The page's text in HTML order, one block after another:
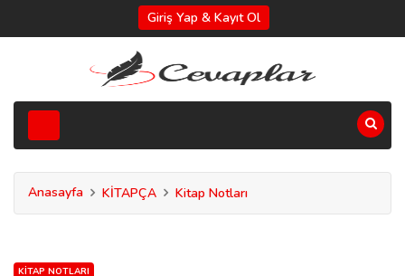
Giriş Yap & Kayıt Ol
Anasayfa KİTAPÇA Kitap Notları
KITAP NOTLARI